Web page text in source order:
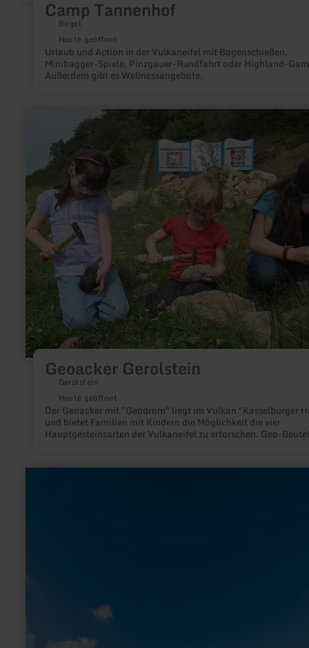
Camp Tannenhof
Birgel
Heute geöffnet
Urlaub und Action in der Vulkaneifel mit Bogenschießen,
Minibagger-Spiele, Pinzgauer-Rundfahrt oder Highland-
Außerdem gibt es Wellnessangebote.
Geoacker Gerolstein
Gerolstein
Heute geöffnet
Der Geoacker mit "Geodrom" liegt im Vulkan "Kasselburger
und bietet Familien mit Kindern die Möglichkeit die vier
Hauptgesteinsarten der Vulkaneifel zu erforschen. Geo-Beutel
Geoacker
Gerolstein